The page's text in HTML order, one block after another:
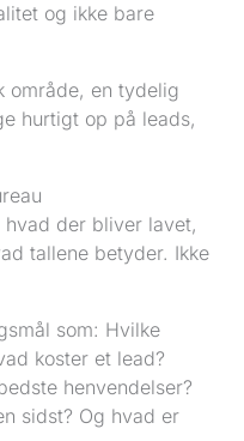
og ikke bare
område, en tydelig
hurtigt op på leads,
hvad der bliver lavet,
tallene betyder. Ikke
som: Hvilke
koster et lead?
henvendelser?
sidst? Og hvad er